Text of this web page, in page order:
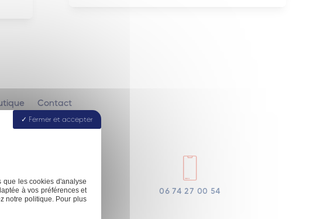
Contact
06 74 27 00 54
Fermer et accepter
que les cookies d'analyse
à vos préférences et
notre politique. Pour plus